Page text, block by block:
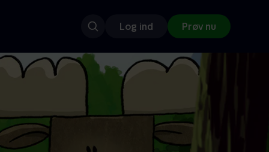
Log ind Prøv nu